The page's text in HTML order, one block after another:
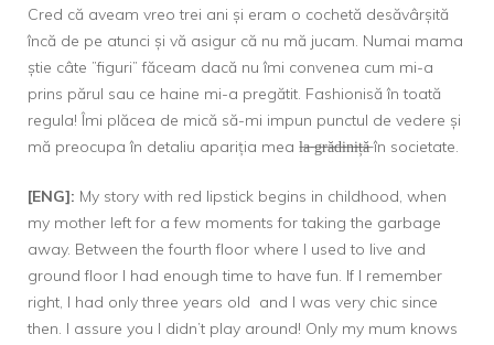
Cred că aveam vreo trei ani și eram o cochetă desăvârșită
încă de pe atunci și vă asigur că nu mă jucam. Numai mama
știe câte ”figuri” făceam dacă nu îmi convenea cum mi-a
prins părul sau ce haine mi-a pregătit. Fashionisă în toată
regula! Îmi plăcea de mică să-mi impun punctul de vedere și
mă preocupa în detaliu apariția mea l̶a̶ ̶g̶r̶ă̶d̶i̶n̶i̶ț̶ă̶ în societate.
[ENG]: My story with red lipstick begins in childhood, when
my mother left for a few moments for taking the garbage
away. Between the fourth floor where I used to live and
ground floor I had enough time to have fun. If I remember
right, I had only three years old and I was very chic since
then. I assure you I didn’t play around! Only my mum knows